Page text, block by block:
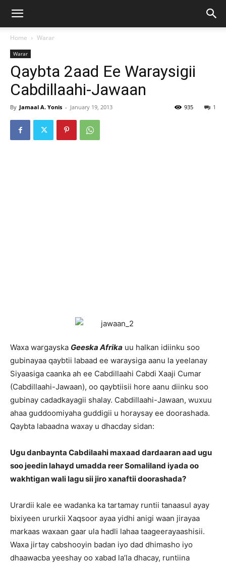
Home Warar
Warar
Qaybta 2aad Ee Waraysigii
Cabdillaahi-Jawaan
By Jamaal A. Yonis - January 19, 2013 1
935
Waxa wargayska Geeska Afrika uu halkan idiinku soo
gubinayaa qaybtii labaad ee waraysiga aanu la yeelanay
Siyaasiga caanka ah ee Cabdillaahi Cabdi Xaaji Cumar
(Cabdillaahi-Jawaan), oo qaybtiisii hore aanu diinku soo
gubinay cadadkayagii shalay. Cabdillaahi-Jawaan, wuxuu
ahaa guddoomiyaha guddigii u horaysay ee doorashada.
Qaybta labaadna waxay u dhacday sidan:
Ugu danbaynta Cabdilaahi maxaad dardaaran aad ugu
soo jeedin lahayd umadda reer Somaliland iyada oo
wakhtigan wali lagu sii jiro xanaftii doorashada?
Urardii kale ee wadanka ka tartamay runtii tanaasul ayay
bixiyeen ururkii Xaqsoor ayaa yidhi anigi waan jirayaa
markaas waxaan gaar ula hadli lahaa taageerayaashisii.
Waxa jirtay cabshooyin badan iyo dad dhimasho iyo
dhaawacba yeeshay oo xabad la’la dhacay, runtiina